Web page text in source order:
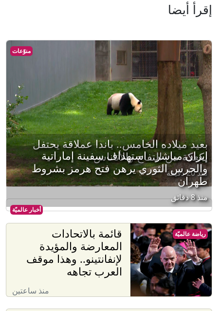
إقرأ أيضا
منوّعات
بعيد ميلاده الخامس.. باندا عملاقة يحتفل
بكعكة من التفاح والأناناس
منذ 20 دقيقة
أخبار عالميّة
إيران مباشر.. استهداف سفينة إماراتية
والحرس الثوري يرهن فتح هرمز بشروط
طهران
منذ 8 دقائق
قائمة بالاتحادات
المعارضة والمؤيدة
لإنفانتينو.. وهذا موقف
العرب تجاهه
منذ ساعتين
رياضة عالميّة